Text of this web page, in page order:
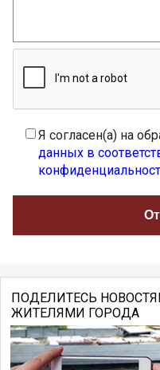
Я согласен(а) на
данных в
ПОДЕЛИТЕСЬ
ЖИТЕЛЯМИ ГОРОДА